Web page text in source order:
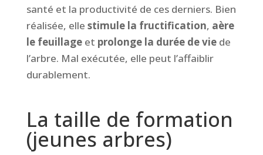
santé et la productivité de ces derniers. Bien
réalisée, elle stimule la fructification, aère
le feuillageet prolonge la durée de viede
l’arbre. Mal exécutée, elle peut l’affaiblir
durablement.
La taille de formation
(jeunes arbres)